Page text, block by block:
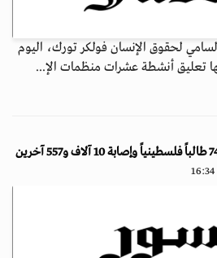
لحقوق الإنسان فولكر تورك، اليوم
تعليق أنشطة عشرات منظمات الإ...